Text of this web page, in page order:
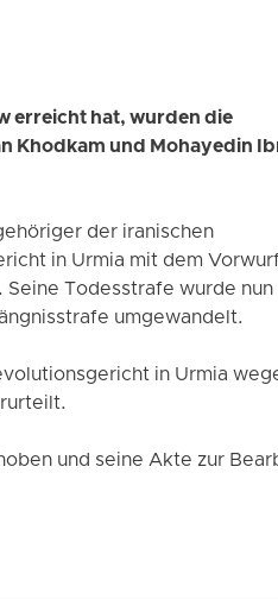
erreicht hat, wurden die
Khodkam und Mohayedin
der iranischen
in Urmia mit dem
Todesstrafe wurde nun
umgewandelt.
in Urmia
und seine Akte zur